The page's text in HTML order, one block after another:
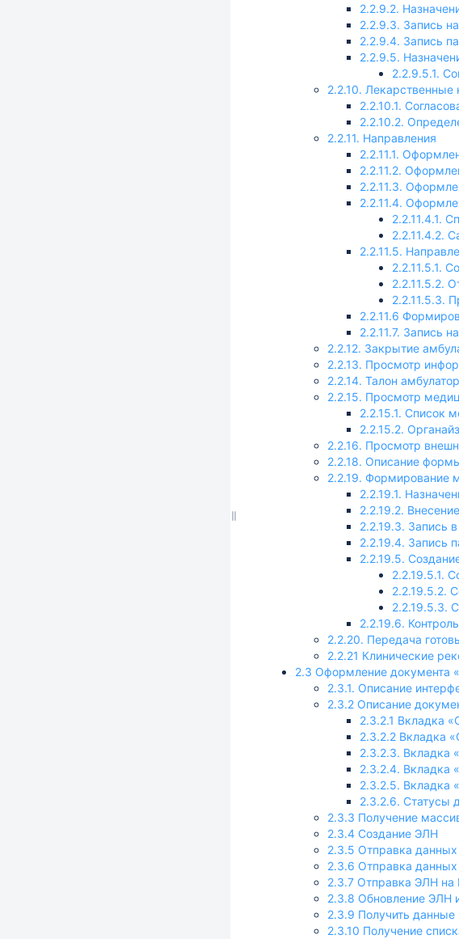
2.2.9.2.
2.2.9.3. Запись
2.2.9.4. Запись
2.2.9.5.
2.2.9.5.1.
2.2.10.
2.2.10.1.
2.2.10.2.
2.2.11. Направления
2.2.11.1.
2.2.11.2.
2.2.11.3.
2.2.11.4.
2.2.11.4.1.
2.2.11.4.2.
2.2.11.5.
2.2.11.5.1.
2.2.11.5.2.
2.2.11.5.3.
2.2.11.6
2.2.11.7. Запись
2.2.12. Закрытие
2.2.13. Просмотр
2.2.14. Талон
2.2.15. Просмотр
2.2.15.1. Список
2.2.15.2.
2.2.16. Просмотр
2.2.18. Описание
2.2.19. Формирование
2.2.19.1.
2.2.19.2.
2.2.19.3. Запись
2.2.19.4. Запись
2.2.19.5.
2.2.19.5.1.
2.2.19.5.2.
2.2.19.5.3.
2.2.19.6.
2.2.20. Передача
2.2.21 Клинические
2.3 Оформление документа
2.3.1. Описание
2.3.2 Описание
2.3.2.1 Вкладка
2.3.2.2 Вкладка
2.3.2.3. Вкладка
2.3.2.4. Вкладка
2.3.2.5. Вкладка
2.3.2.6. Статусы
2.3.3 Получение
2.3.4 Создание ЭЛН
2.3.5 Отправка
2.3.6 Отправка
2.3.7 Отправка ЭЛН
2.3.8 Обновление ЭЛН
2.3.9 Получить
2.3.10 Получение